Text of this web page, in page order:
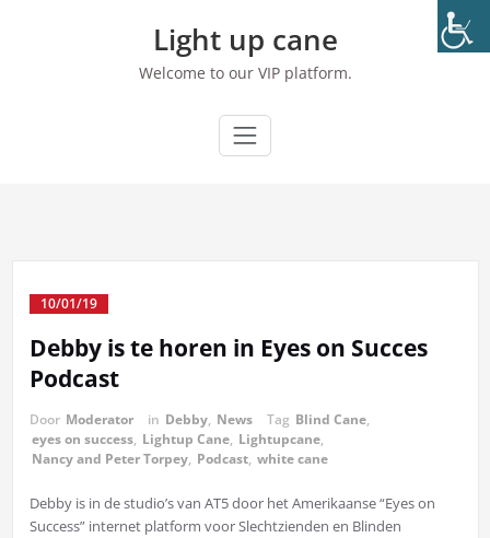
Light up cane
Welcome to our VIP platform.
10/01/19
Debby is te horen in Eyes on Succes
Podcast
Door Moderator in Debby, News Tag Blind Cane,
eyes on success, Lightup Cane, Lightupcane,
Nancy and Peter Torpey, Podcast, white cane
Debby is in de studio’s van AT5 door het Amerikaanse “Eyes on
Success” internet platform voor Slechtzienden en Blinden